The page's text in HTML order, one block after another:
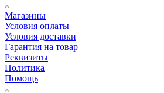
Магазины
Условия оплаты
Условия доставки
Гарантия на товар
Реквизиты
Политика
Помощь